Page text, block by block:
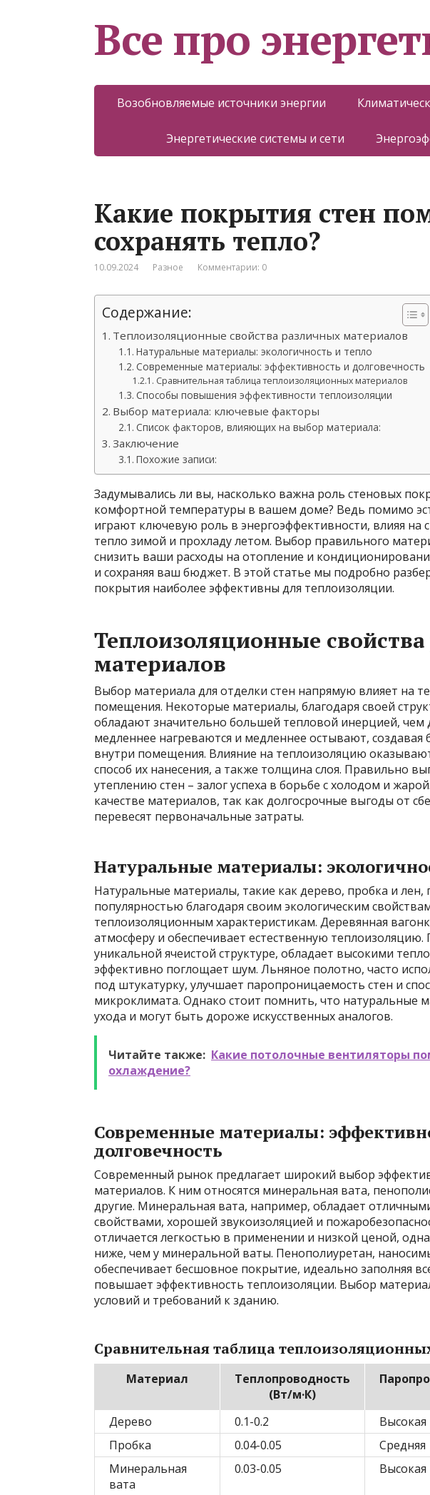
Все про
Возобновляемые источники энергии
Энергетические системы и сети
Какие покрытия стен
сохранять тепло?
10.09.2024 Разное Комментарии: 0
Содержание:
Теплоизоляционные свойства различных материалов
Натуральные материалы: экологичность и тепло
Современные материалы: эффективность и долговечность
Сравнительная таблица теплоизоляционных материалов
Способы повышения эффективности теплоизоляции
Выбор материала: ключевые факторы
Список факторов, влияющих на выбор материала:
Заключение
Похожие записи:
Задумывались ли вы, насколько важна роль стеновых
комфортной температуры в вашем доме? Ведь помимо
играют ключевую роль в энергоэффективности, влияя на
тепло зимой и прохладу летом. Выбор правильного
снизить ваши расходы на отопление и
и сохраняя ваш бюджет. В этой статье мы подробно
покрытия наиболее эффективны для теплоизоляции.
Теплоизоляционные
материалов
Выбор материала для отделки стен напрямую влияет на
помещения. Некоторые материалы, благодаря своей
обладают значительно большей тепловой инерцией, чем
медленнее нагреваются и медленнее остывают,
внутри помещения. Влияние на теплоизоляцию
способ их нанесения, а также толщина слоя. Правильно
утеплению стен – залог успеха в борьбе с холодом и
качестве материалов, так как долгосрочные выгоды от
перевесят первоначальные затраты.
Натуральные материалы:
Натуральные материалы, такие как дерево, пробка и лен,
популярностью благодаря своим экологическим
теплоизоляционным характеристикам. Деревянная
атмосферу и обеспечивает естественную теплоизоляцию.
уникальной ячеистой структуре, обладает высокими
эффективно поглощает шум. Льняное полотно, часто
под штукатурку, улучшает паропроницаемость стен и
микроклимата. Однако стоит помнить, что натуральные
ухода и могут быть дороже искусственных аналогов.
Читайте также: Какие потолочные вентиляторы
охлаждение?
Современные материалы:
долговечность
Современный рынок предлагает широкий выбор
материалов. К ним относятся минеральная вата,
другие. Минеральная вата, например, обладает
свойствами, хорошей звукоизоляцией и
отличается легкостью в применении и низкой ценой,
ниже, чем у минеральной ваты. Пенополиуретан,
обеспечивает бесшовное покрытие, идеально заполняя
повышает эффективность теплоизоляции. Выбор
условий и требований к зданию.
Сравнительная таблица
Материал
Теплопроводность
(Вт/м·К)
Дерево 0.1-0.2 Высокая
Пробка
0.04-0.05 Средняя
Минеральная
вата
0.03-0.05 Высокая